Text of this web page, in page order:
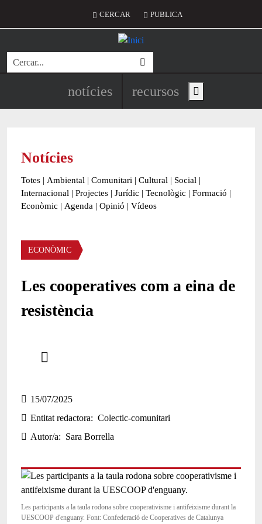
Menú del compte d'usuari
CERCAR PUBLICA
Cerca
Navegació principal de
notícies recursos Show main menu
Notícies
Totes | Ambiental | Comunitari | Cultural | Social |
Internacional | Projectes | Jurídic | Tecnològic | Formació |
Econòmic | Agenda | Opinió | Vídeos
Àmbit de la notícia
ECONÒMIC
Les cooperatives com a eina de
resistència
15/07/2025
Entitat redactora
Colectic-comunitari
Autor/a
Sara Borrella
Les participants a la taula rodona sobre cooperativisme i antifeixisme durant la
UESCOOP d'enguany. Font: Confederació de Cooperatives de Catalunya